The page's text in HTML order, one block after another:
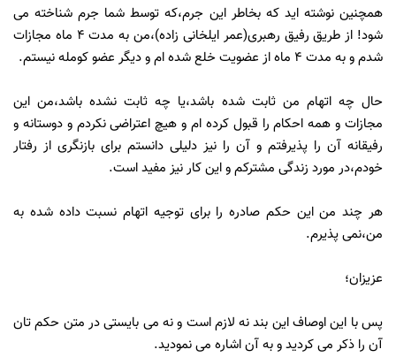
همچنین نوشته اید که بخاطر این جرم،که توسط شما جرم شناخته می
شود! از طریق رفیق رهبری(عمر ایلخانی زاده)،من به مدت 4 ماه مجازات
شدم و به مدت 4 ماه از عضویت خلع شده ام و دیگر عضو کومله نیستم.
حال چه اتهام من ثابت شده باشد،یا چه ثابت نشده باشد،من این
مجازات و همه احکام را قبول کرده ام و هیچ اعتراضی نکردم و دوستانه و
رفیقانه آن را پذیرفتم و آن را نیز دلیلی دانستم برای بازنگری از رفتار
خودم،در مورد زندگی مشترکم و این کار نیز مفید است.
هر چند من این حکم صادره را برای توجیه اتهام نسبت داده شده به
من،نمی پذیرم.
عزیزان؛
پس با این اوصاف این بند نه لازم است و نه می بایستی در متن حکم تان
آن را ذکر می کردید و به آن اشاره می نمودید.